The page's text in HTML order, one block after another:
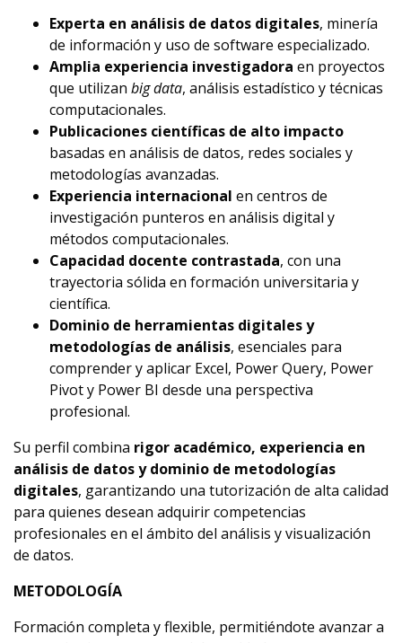
Experta en análisis de datos digitales, minería
de información y uso de software especializado.
Amplia experiencia investigadora en proyectos
que utilizan big data, análisis estadístico y técnicas
computacionales.
Publicaciones científicas de alto impacto
basadas en análisis de datos, redes sociales y
metodologías avanzadas.
Experiencia internacional en centros de
investigación punteros en análisis digital y
métodos computacionales.
Capacidad docente contrastada, con una
trayectoria sólida en formación universitaria y
científica.
Dominio de herramientas digitales y
metodologías de análisis, esenciales para
comprender y aplicar Excel, Power Query, Power
Pivot y Power BI desde una perspectiva
profesional.
Su perfil combina rigor académico, experiencia en
análisis de datos y dominio de metodologías
digitales, garantizando una tutorización de alta calidad
para quienes desean adquirir competencias
profesionales en el ámbito del análisis y visualización
de datos.
METODOLOGÍA
Formación completa y flexible, permitiéndote avanzar a